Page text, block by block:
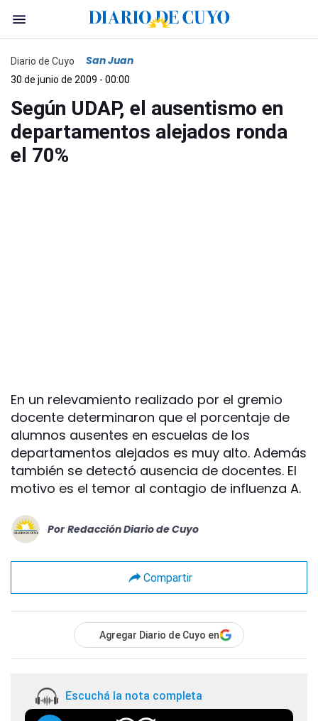
Diario de Cuyo San Juan
30 de junio de 2009 - 00:00
Según UDAP, el ausentismo en
departamentos alejados ronda
el 70%
En un relevamiento realizado por el gremio
docente determinaron que el porcentaje de
alumnos ausentes en escuelas de los
departamentos alejados es muy alto. Además
también se detectó ausencia de docentes. El
motivo es el temor al contagio de influenza A.
Por Redacción Diario de Cuyo
Compartir
Agregar Diario de Cuyo en
Escuchá la nota completa